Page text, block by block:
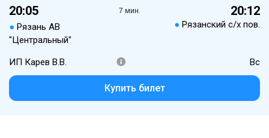
20:05
● Рязань АВ
"Центральный"
7 мин. 20:12
● Рязанский с/х пов.
ИП Карев В.В. Вс
Купить билет